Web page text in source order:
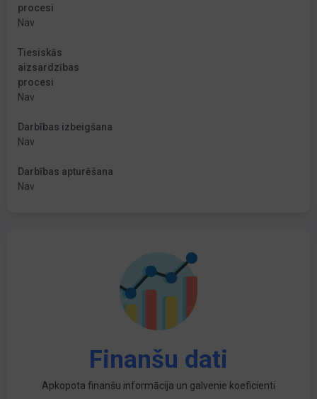
procesi
Nav
Tiesiskās
aizsardzības
procesi
Nav
Darbības izbeigšana
Nav
Darbības apturēšana
Nav
Finanšu dati
Apkopota finanšu informācija un galvenie koeficienti